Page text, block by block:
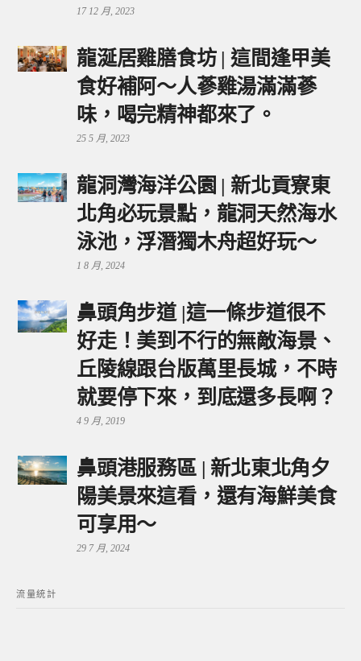
17 12 月, 2023
龍涎居雞膳食坊 | 這間逢甲美
食好補阿～人蔘雞湯滿滿蔘
味，喝完精神都來了。
25 5 月, 2023
龍洞灣海洋公園 | 新北貢寮東
北角必玩景點，龍洞天然海水
泳池，浮潛獨木舟超好玩～
1 8 月, 2024
鼻頭角步道 |這一條步道很不
好走！美到不行的無敵海景、
丘陵線跟台版萬里長城，不時
就要停下來，到底還多長啊？
4 9 月, 2019
鼻頭港服務區 | 新北東北角夕
陽美景來這看，還有海鮮美食
可享用～
29 7 月, 2024
流量統計